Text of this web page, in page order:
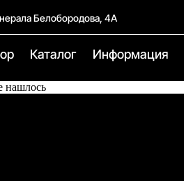
Белобородова, 4А
Каталог Информация
нашлось